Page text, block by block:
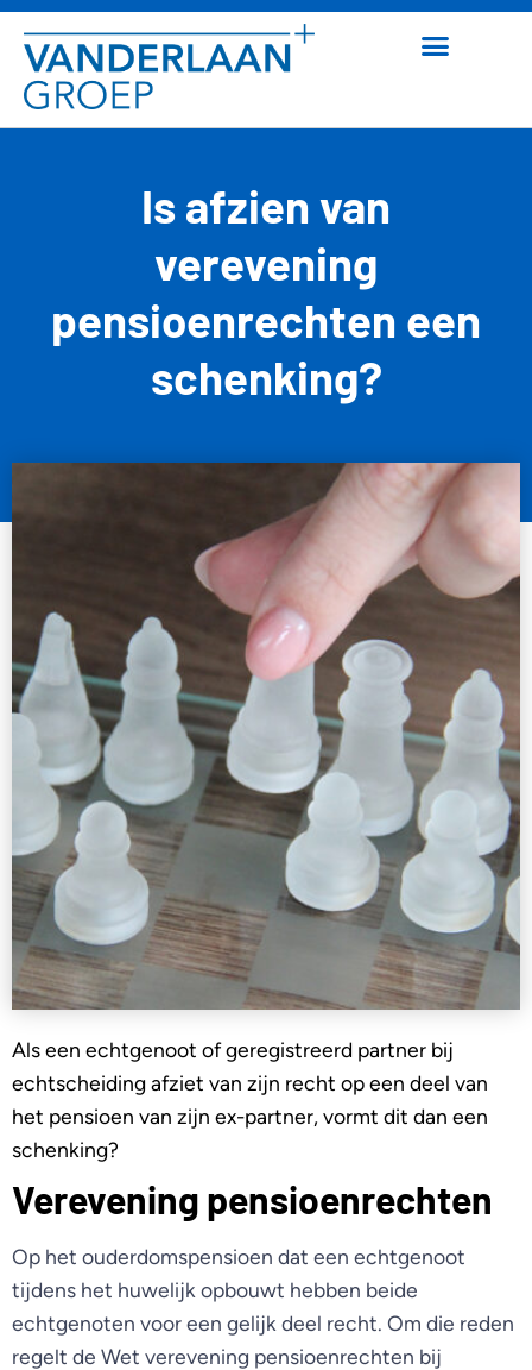
Is afzien van
verevening
pensioenrechten een
schenking?
24 maart 2026
Als een echtgenoot of geregistreerd partner bij
echtscheiding afziet van zijn recht op een deel van
het pensioen van zijn ex-partner, vormt dit dan een
schenking?
Verevening pensioenrechten
Op het ouderdomspensioen dat een echtgenoot
tijdens het huwelijk opbouwt hebben beide
echtgenoten voor een gelijk deel recht. Om die reden
regelt de Wet verevening pensioenrechten bij